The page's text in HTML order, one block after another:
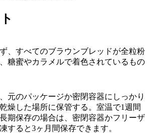
、すべてのブラウンブレッドが全粒粉
糖蜜やカラメルで着色されているもの
元のパッケージか密閉容器にしっかり
燥した場所に保管する。室温で1週間
期保存の場合は、密閉容器かフリーザ
すると3ヶ月間保存できます。